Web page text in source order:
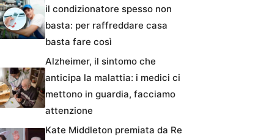
il condizionatore spesso non
basta: per raffreddare casa
basta fare così
Alzheimer, il sintomo che
anticipa la malattia: i medici ci
mettono in guardia, facciamo
attenzione
Kate Middleton premiata da Re